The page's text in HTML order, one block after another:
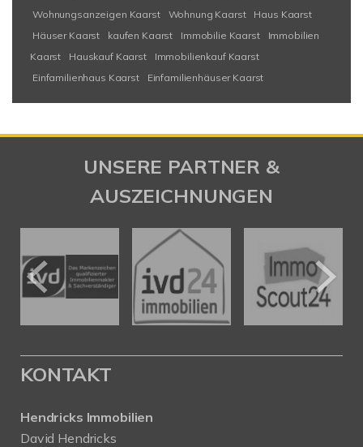
Wohnungsanzeigen Kaarst
Wohnung Kaarst
Haus Kaarst
Häuser Kaarst
kaufen Kaarst Immobilie Kaarst
Immobilien
Kaarst
Hauskauf Kaarst
Immobilienkauf Kaarst
Einfamilienhaus Kaarst
Einfamilienhäuser Kaarst
UNSERE PARTNER &
AUSZEICHNUNGEN
KONTAKT
Hendricks Immobilien
David Hendricks